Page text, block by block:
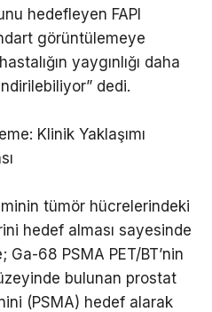
hedefleyen FAPI
görüntülemeye
yaygınlığı daha
dedi.
Klinik Yaklaşımı
tümör hücrelerindeki
hedef alması sayesinde
68 PSMA PET/BT’nin
bulunan prostat
(PSMA) hedef alarak